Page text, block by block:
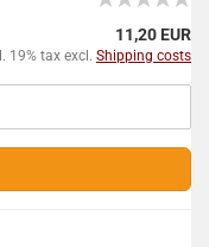
11,20 EUR
19% tax excl. Shipping costs